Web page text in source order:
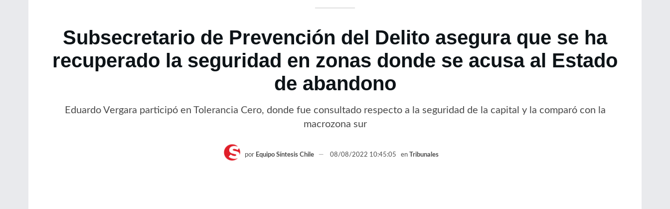
Subsecretario de Prevención del Delito asegura que se ha
recuperado la seguridad en zonas donde se acusa al Estado
de abandono
Eduardo Vergara participó en Tolerancia Cero, donde fue consultado respecto a la seguridad de la capital y la comparó con la
macrozona sur
por Equipo Síntesis Chile 08/08/2022 10:45:05 en Tribunales